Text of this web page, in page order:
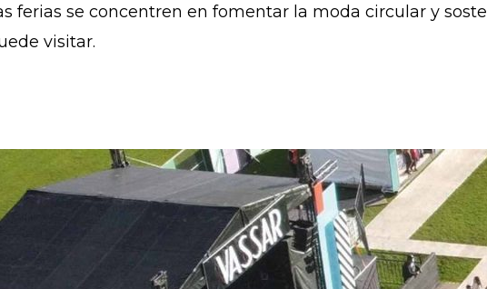
ferias se concentren en fomentar la moda circular y
visitar.